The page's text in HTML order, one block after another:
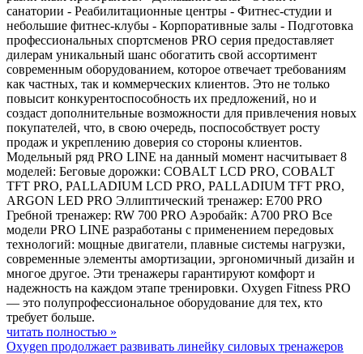
санатории - Реабилитационные центры - Фитнес-студии и
небольшие фитнес-клубы - Корпоративные залы - Подготовка
профессиональных спортсменов PRO серия предоставляет
дилерам уникальный шанс обогатить свой ассортимент
современным оборудованием, которое отвечает требованиям
как частных, так и коммерческих клиентов. Это не только
повысит конкурентоспособность их предложений, но и
создаст дополнительные возможности для привлечения новых
покупателей, что, в свою очередь, поспособствует росту
продаж и укреплению доверия со стороны клиентов.
Модельный ряд PRO LINE на данный момент насчитывает 8
моделей: Беговые дорожки: COBALT LCD PRO, COBALT
TFT PRO, PALLADIUM LCD PRO, PALLADIUM TFT PRO,
ARGON LED PRO Эллиптический тренажер: E700 PRO
Гребной тренажер: RW 700 PRO Аэробайк: A700 PRO Все
модели PRO LINE разработаны с применением передовых
технологий: мощные двигатели, плавные системы нагрузки,
современные элементы амортизации, эргономичный дизайн и
многое другое. Эти тренажеры гарантируют комфорт и
надежность на каждом этапе тренировки. Oxygen Fitness PRO
— это полупрофессиональное оборудование для тех, кто
требует больше.
читать полностью »
Oxygen продолжает развивать линейку силовых тренажеров